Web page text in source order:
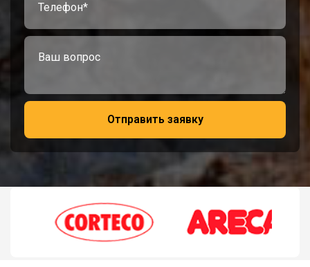
Отправить заявку